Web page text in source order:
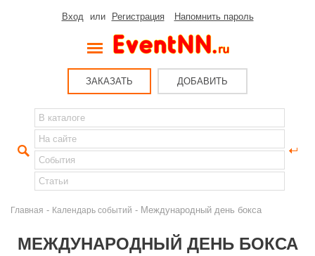
Вход или Регистрация Напомнить пароль
ЗАКАЗАТЬ ДОБАВИТЬ
Главная - Календарь событий - Международный день бокса
МЕЖДУНАРОДНЫЙ ДЕНЬ БОКСА